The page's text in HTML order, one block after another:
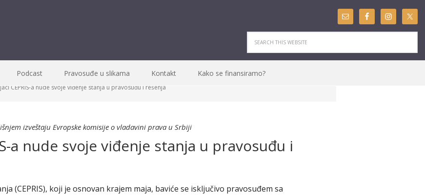
Podcast Pravosuđe u slikama Kontakt Kako se finansiramo?
CEPRIS-a nude svoje viđenje stanja u pravosuđu i rešenja
izveštaju Evropske komisije o vladavini prava u Srbiji
a nude svoje viđenje stanja u pravosuđu i
(CEPRIS), koji je osnovan krajem maja, baviće se isključivo pravosuđem sa